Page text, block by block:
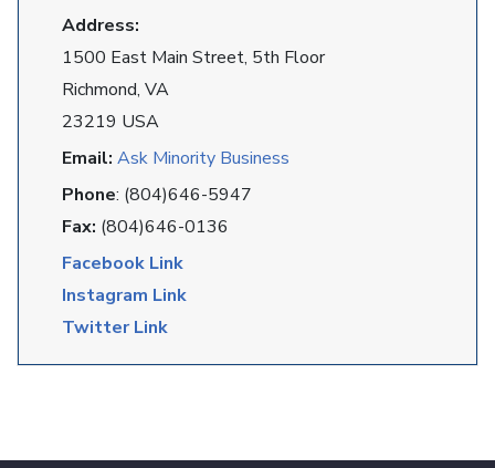
Address:
1500 East Main Street, 5th Floor
Richmond, VA
23219 USA
Email: Ask Minority Business
Phone: (804)646-5947
Fax: (804)646-0136
Facebook Link
Instagram Link
Twitter Link